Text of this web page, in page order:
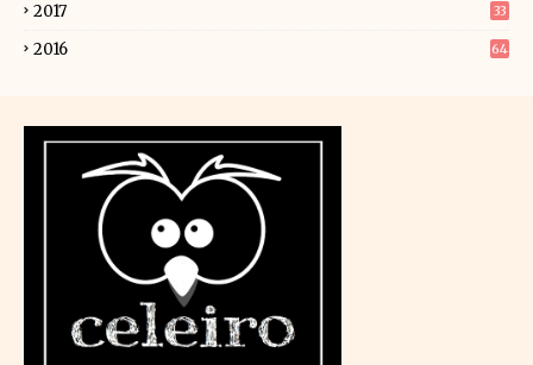
2017 33
2016 64